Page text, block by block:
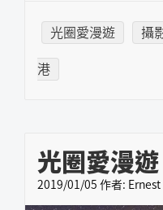
光圈愛漫遊 攝
港
光圈愛漫
2019/01/05 作者: Ernest